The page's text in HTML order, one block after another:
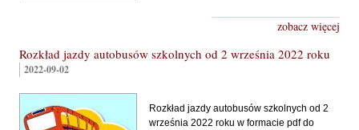
zobacz więcej
Rozkład jazdy autobusów szkolnych od 2 września 2022 roku
2022-09-02
Rozkład jazdy autobusów szkolnych od 2
września 2022 roku w formacie pdf do